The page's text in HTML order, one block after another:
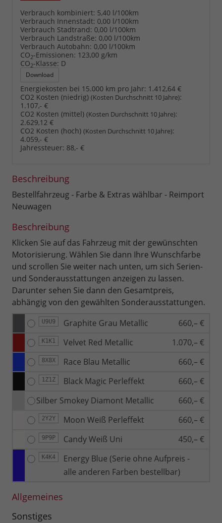
Verbrauch kombiniert: 5,40 l/100km
Verbrauch Innenstadt: 0,00 l/100km
Verbrauch Stadtrand: 0,00 l/100km
Verbrauch Landstraße: 0,00 l/100km
Verbrauch Autobahn: 0,00 l/100km
CO2-Emissionen: 123,00 g/km
CO2-Klasse: D
Download
Energiekosten bei 15.000 km pro Jahr: 1.412,64 €
CO2 Kosten (niedrig) (Kosten Durchschnitt 10 Jahre):
1.107,- €
CO2 Kosten (mittel) (Kosten Durchschnitt 10 Jahre):
2.629,12 €
CO2 Kosten (hoch) (Kosten Durchschnitt 10 Jahre):
4.059,- €
Jahressteuer: 88,- €
Beschreibung
Bestellfahrzeug - Farbe & Extras wählbar - Reimport
Neuwagen
Beschreibung
Klicken Sie auf das Fahrzeug mit der gewünschten
Motorisierung. Wählen Sie dann Ihre Wunschfarbe
und scrollen Sie weiter nach unten, um sich Serien-
und Sonderausstattungen anzeigen zu lassen.
Darunter sehen Sie dann den Gesamtpreis,
abhängig von den gewählten Sonderausstattungen.
U9U9 Graphite Grau Metallic 660,– €
K1K1 Velvet Red Metallic 1.070,– €
8X8X Race Blau Metallic 660,– €
1Z1Z Black Magic Perleffekt
660,– €
Silber Smokey Diamont Metallic
660,– €
2Y2Y Moon Weiß Perleffekt 660,– €
9P9P Candy Weiß Uni 450,– €
K4K4
Energy Blue (Serie ohne Aufpreis -
alle anderen Farben bestellbar)
Allgemeines
Sonstiges